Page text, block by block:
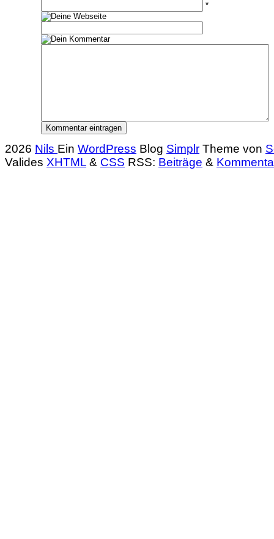
*
2026 Nils Ein WordPress Blog Simplr Theme von
Valides XHTML & CSS RSS: Beiträge &